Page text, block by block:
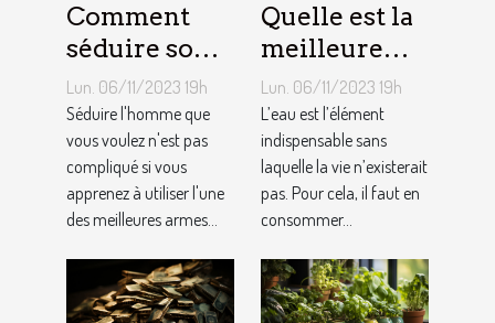
Comment
séduire son
homme ?
Lun. 06/11/2023 19h
Séduire l'homme que
vous voulez n'est pas
compliqué si vous
apprenez à utiliser l'une
des meilleures armes...
Quelle est la
meilleure
quantité
d’eau qu’il
faut au
quotidien ?
Lun. 06/11/2023 19h
L’eau est l’élément
indispensable sans
laquelle la vie n’existerait
pas. Pour cela, il faut en
consommer...